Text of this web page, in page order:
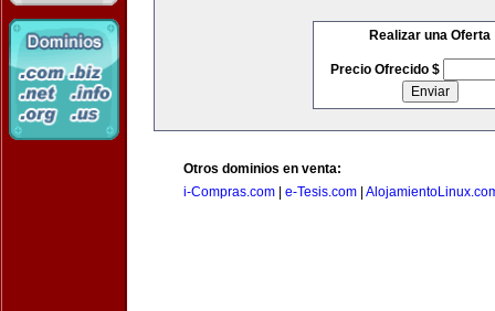
Realizar una Oferta
Precio Ofrecido $
Otros dominios en venta:
i-Compras.com
e-Tesis.com